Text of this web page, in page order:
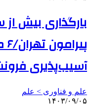
بارگذاری بیش
آسیب‌پذیری
علم و فناوری‌ > علم
۱۴۰۳/۰۹/۰۵